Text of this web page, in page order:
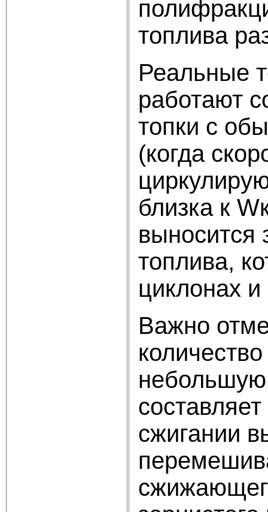
топлива
Реальные
работают
топки с
(когда
близка к
выносится
топлива,
циклонах
Важно
небольшую
сжигании